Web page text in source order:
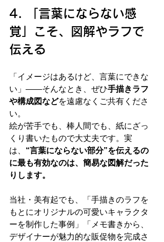
4. 「言葉にならない感
覚」こそ、図解やラフで
伝える
「イメージはあるけど、言葉にできな
い」――そんなとき、ぜひ手描きラフ
や構成図などを遠慮なくご共有くださ
い。
絵が苦手でも、棒人間でも、紙にざっ
くり書いたもので大丈夫です。実
は、 “言葉にならない部分”を伝えるの
に最も有効なのは、簡易な図解だった
りします。
当社・美有起でも、「手描きのラフを
もとにオリジナルの可愛いキャラクタ
ーを制作した事例」「メモ書きから、
デザイナーが魅力的な販促物を完成さ